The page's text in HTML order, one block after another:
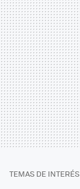
TEMAS DE INTERÉS